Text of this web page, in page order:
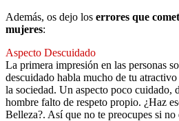
Además, os dejo los errores que
mujeres:
Aspecto Descuidado
La primera impresión en las personas
descuidado habla mucho de tu
la sociedad. Un aspecto poco cuidado,
hombre falto de respeto propio. ¿Haz
Belleza?. Así que no te preocupes si no